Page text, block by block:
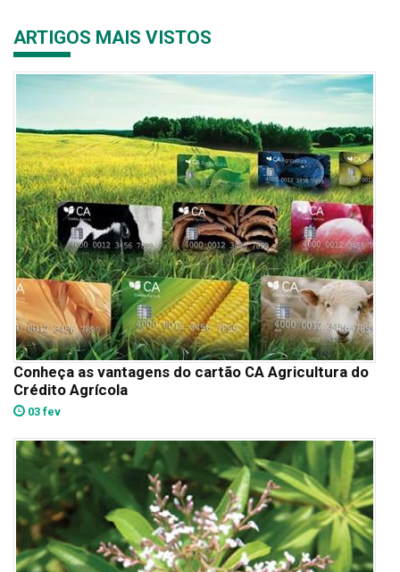
ARTIGOS MAIS VISTOS
Conheça as vantagens do cartão CA Agricultura do
Crédito Agrícola
03 fev